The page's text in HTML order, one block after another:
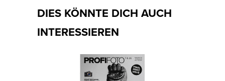
DIES KÖNNTE DICH AUCH
INTERESSIEREN